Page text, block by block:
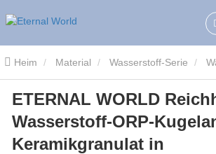
Heim Material Wasserstoff-Serie
Keramikkugeln
ORP-Kugelanionen-Keramikgranulat in
ETERNAL WORLD
Wasserstoff-ORP-
Keramikgranulat in